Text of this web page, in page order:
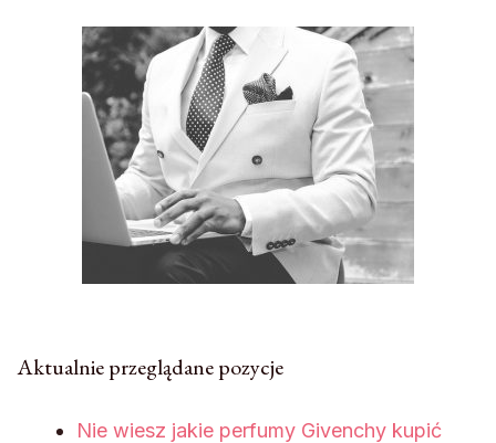
Aktualnie przeglądane pozycje
Nie wiesz jakie perfumy Givenchy kupić